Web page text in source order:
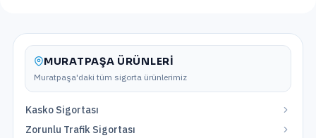
MURATPAŞA ÜRÜNLERI
Muratpaşa'daki tüm sigorta ürünlerimiz
Kasko Sigortası
Zorunlu Trafik Sigortası